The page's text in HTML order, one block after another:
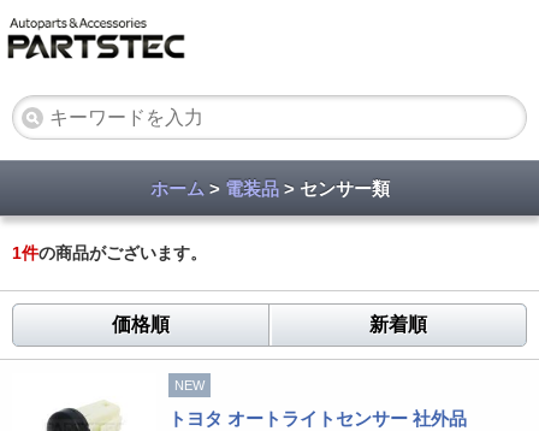
ホーム > 電装品> センサー類
1件の商品がございます。
価格順 新着順
NEW
トヨタ オートライトセンサー 社外品